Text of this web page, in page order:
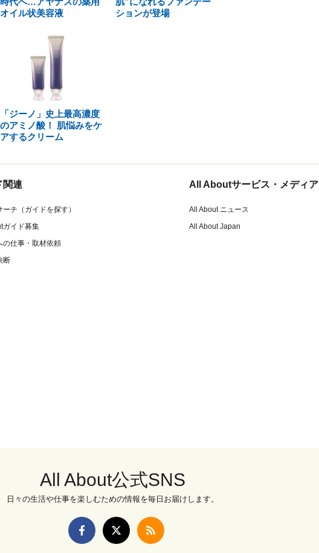
オイル状美容液
ションが登場
「ジーノ」史上最高濃度
のアミノ酸！ 肌悩みをケ
アするクリーム
関連
ーチ（ガイドを探す）
ガイド募集
の仕事・取材依頼
断
All Aboutサービス・メディア
All About ニュース
All About Japan
All About公式SNS
日々の生活や仕事を楽しむための情報を毎日お届けします。